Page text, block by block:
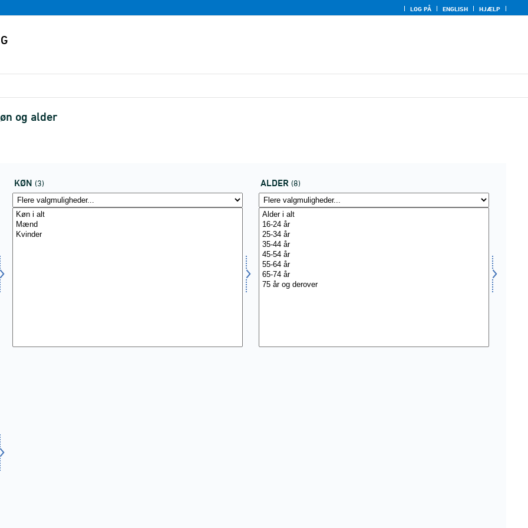
LOG PÅ ENGLISH HJÆLP
og alder
KØN (3) ALDER (8)